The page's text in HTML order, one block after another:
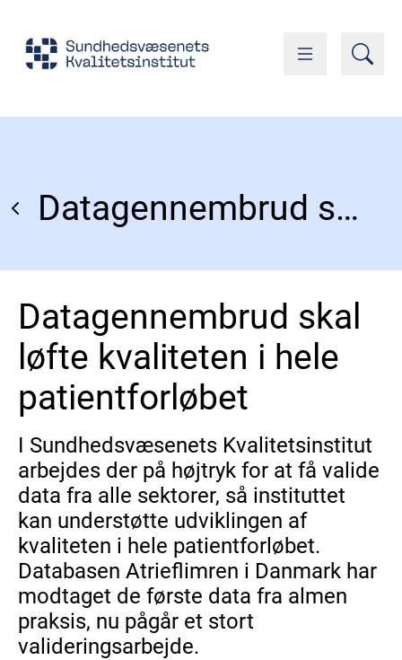
Datagennembrud skal løfte kvaliteten i hele patientforløbet
Datagennembrud skal
løfte kvaliteten i hele
patientforløbet
I Sundhedsvæsenets Kvalitetsinstitut
arbejdes der på højtryk for at få valide
data fra alle sektorer, så instituttet
kan understøtte udviklingen af
kvaliteten i hele patientforløbet.
Databasen Atrieflimren i Danmark har
modtaget de første data fra almen
praksis, nu pågår et stort
valideringsarbejde.